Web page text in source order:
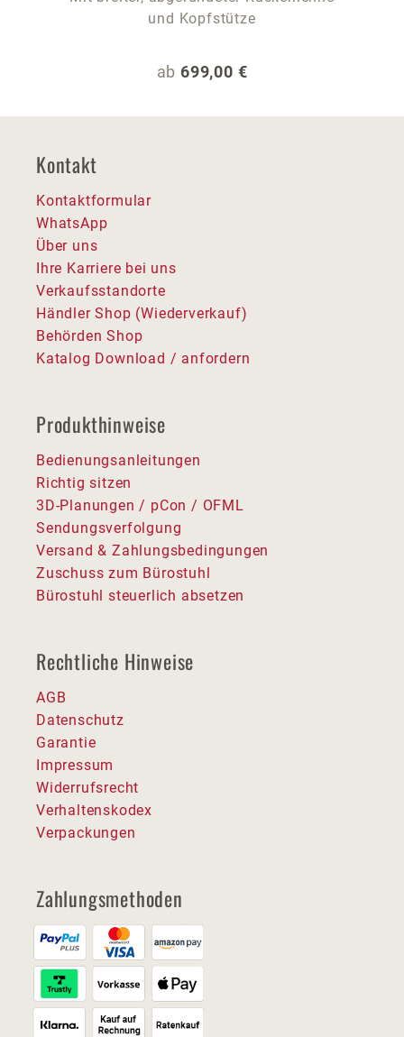
und Kopfstütze
Regulärer Preis:
ab 699,00 €
Kontakt
Kontaktformular
WhatsApp
Über uns
Ihre Karriere bei uns
Verkaufsstandorte
Händler Shop (Wiederverkauf)
Behörden Shop
Katalog Download / anfordern
Produkthinweise
Bedienungsanleitungen
Richtig sitzen
3D-Planungen / pCon / OFML
Sendungsverfolgung
Versand & Zahlungsbedingungen
Zuschuss zum Bürostuhl
Bürostuhl steuerlich absetzen
Rechtliche Hinweise
AGB
Datenschutz
Garantie
Impressum
Widerrufsrecht
Verhaltenskodex
Verpackungen
Zahlungsmethoden